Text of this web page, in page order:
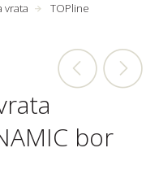
vrata TOPline
bor